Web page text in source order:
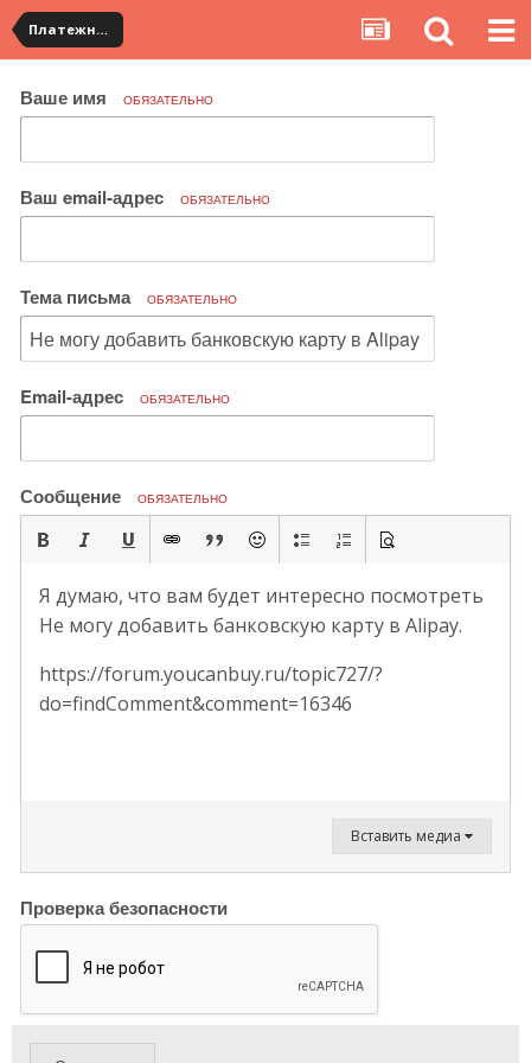
Платежная система ALIPAY и оплата банковскими картами
Ваше имя ОБЯЗАТЕЛЬНО
Ваш email-адрес ОБЯЗАТЕЛЬНО
Тема письма ОБЯЗАТЕЛЬНО
Email-адрес ОБЯЗАТЕЛЬНО
Сообщение ОБЯЗАТЕЛЬНО
Я думаю, что вам будет интересно посмотреть
Не могу добавить банковскую карту в Alipay.
https://forum.youcanbuy.ru/topic727/?
do=findComment&comment=16346
Вставить медиа
Проверка безопасности